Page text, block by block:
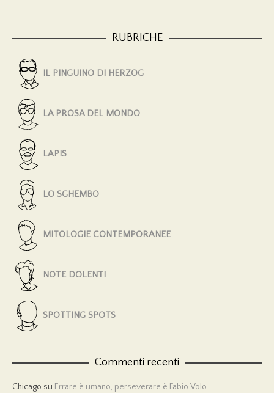
RUBRICHE
IL PINGUINO DI HERZOG
LA PROSA DEL MONDO
LAPIS
LO SGHEMBO
MITOLOGIE CONTEMPORANEE
NOTE DOLENTI
SPOTTING SPOTS
Commenti recenti
Chicago su Errare è umano, perseverare è Fabio Volo